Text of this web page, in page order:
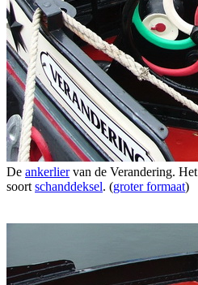
De ankerliervan de Verandering. Het
soort schanddeksel. (groter formaat)